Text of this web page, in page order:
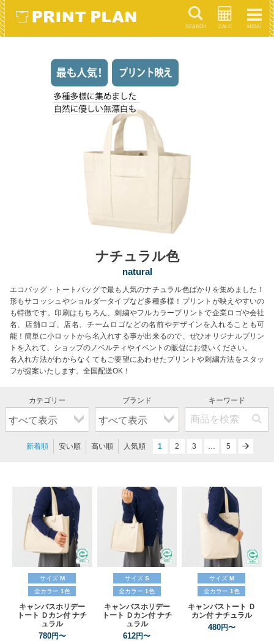
ナチュラル色
natural
エコバッグ・トートバッグで最も人気のナチュラル色ばかりを集めました！
形もサコッシュやショルダータイプなど多種多様！プリントが映えやすいの
も特徴です。印刷はもちろん、刺繍やフルカラープリントで企業ロゴや会社
名、店舗ロゴ、店名、チームロゴなどの名前やデザインを入れることも可
能！簡単に小ロットから名入れする事が出来るので、ぜひオリジナルプリン
トを入れて、ショップのノベルティやイベントの販促にお使いください。
名入れ方法がわからなくてもご要望にあわせたプリントや刺繍方法をスタッ
フが提案いたします。全国配送OK！
新着順 安い順 高い順 人気順 1 2 3 … 5
next
サイズ M
全カラー 1色
キャンバスホリデー
トート Ｄカン付 ナチ
ュラル
780円〜
サイズ S
全カラー 1色
キャンバスホリデー
トート Ｄカン付 ナチ
ュラル
612円〜
サイズ M
全カラー 1色
キャンバストート Ｄ
カン付 ナチュラル
480円〜